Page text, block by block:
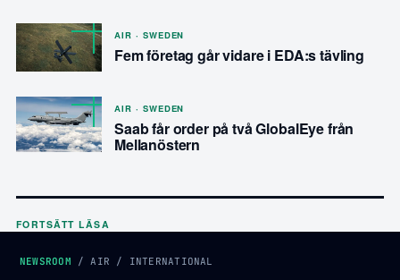
AIR · SWEDEN
Fem företag går vidare i EDA:s tävling
AIR · SWEDEN
Saab får order på två GlobalEye från
Mellanöstern
FORTSÄTT LÄSA
NEWSROOM / AIR / INTERNATIONAL